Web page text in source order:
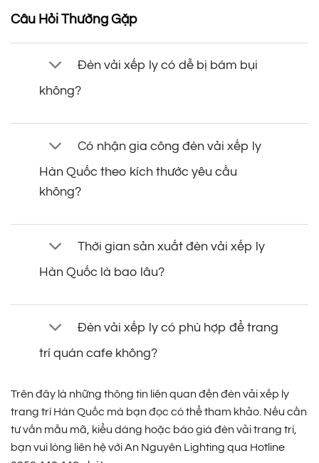
Câu Hỏi Thường Gặp
Đèn vải xếp ly có dễ bị bám bụi
không?
Có nhận gia công đèn vải xếp ly
Hàn Quốc theo kích thước yêu cầu
không?
Thời gian sản xuất đèn vải xếp ly
Hàn Quốc là bao lâu?
Đèn vải xếp ly có phù hợp để trang
trí quán cafe không?
Trên đây là những thông tin liên quan đến đèn vải xếp ly
trang trí Hàn Quốc mà bạn đọc có thể tham khảo. Nếu cần
tư vấn mẫu mã, kiểu dáng hoặc báo giá đèn vải trang trí,
bạn vui lòng liên hệ với An Nguyên Lighting qua Hotline